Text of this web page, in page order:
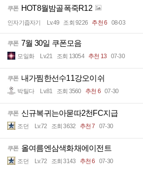
쿠폰 HOT8월밤골폭죽R12
인자기줍자기 Lv.49 조회 9226 추천 6 08-03
쿠폰 7월 30일 쿠폰모음
모일화 Lv.21 조회 13054 추천 13 07-30
쿠폰 내가찜한선수11강오이쉬
박틸다 Lv.81 조회 3560 추천 6 07-30
쿠폰 신규복귀는아묻따2천FC지급
조던 Lv.72 조회 3632 추천 7 07-30
쿠폰 올여름엔삼색화채에이전트
조던 Lv.72 조회 3143 추천 6 07-30